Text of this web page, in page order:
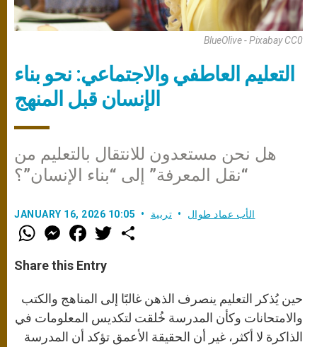
BlueOlive - Pixabay CC0
التعليم العاطفي والاجتماعي: نحو بناء
الإنسان قبل المنهج
هل نحن مستعدون للانتقال بالتعليم من
“نقل المعرفة” إلى “بناء الإنسان”؟
JANUARY 16, 2026 10:05 الأب عماد طوال تربية
W
h
t
s
p
p
M
e
s
e
g
e
r
F
a
e
b
o
k
w
r
Share this Entry
حين يُذكر التعليم ينصرف الذهن غالبًا إلى المناهج والكتب
والامتحانات وكأن المدرسة خُلقت لتكديس المعلومات في
الذاكرة لا أكثر، غير أن الحقيقة الأعمق تؤكد أن المدرسة